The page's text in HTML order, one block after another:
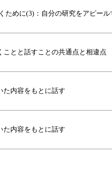
ために(3)：自分の研究をアピール
ことと話すことの共通点と相違点
た内容をもとに話す
た内容をもとに話す